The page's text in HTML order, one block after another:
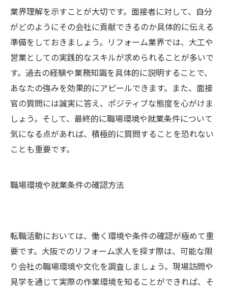
業界理解を示すことが大切です。面接者に対して、自分
がどのようにその会社に貢献できるのか具体的に伝える
準備をしておきましょう。リフォーム業界では、大工や
営業としての実践的なスキルが求められることが多いで
す。過去の経験や業務知識を具体的に説明することで、
あなたの強みを効果的にアピールできます。また、面接
官の質問には誠実に答え、ポジティブな態度を心がけま
しょう。そして、最終的に職場環境や就業条件について
気になる点があれば、積極的に質問することを恐れない
ことも重要です。
職場環境や就業条件の確認方法
転職活動においては、働く環境や条件の確認が極めて重
要です。大阪でのリフォーム求人を探す際は、可能な限
り会社の職場環境や文化を調査しましょう。現場訪問や
見学を通じて実際の作業環境を知ることができれば、そ